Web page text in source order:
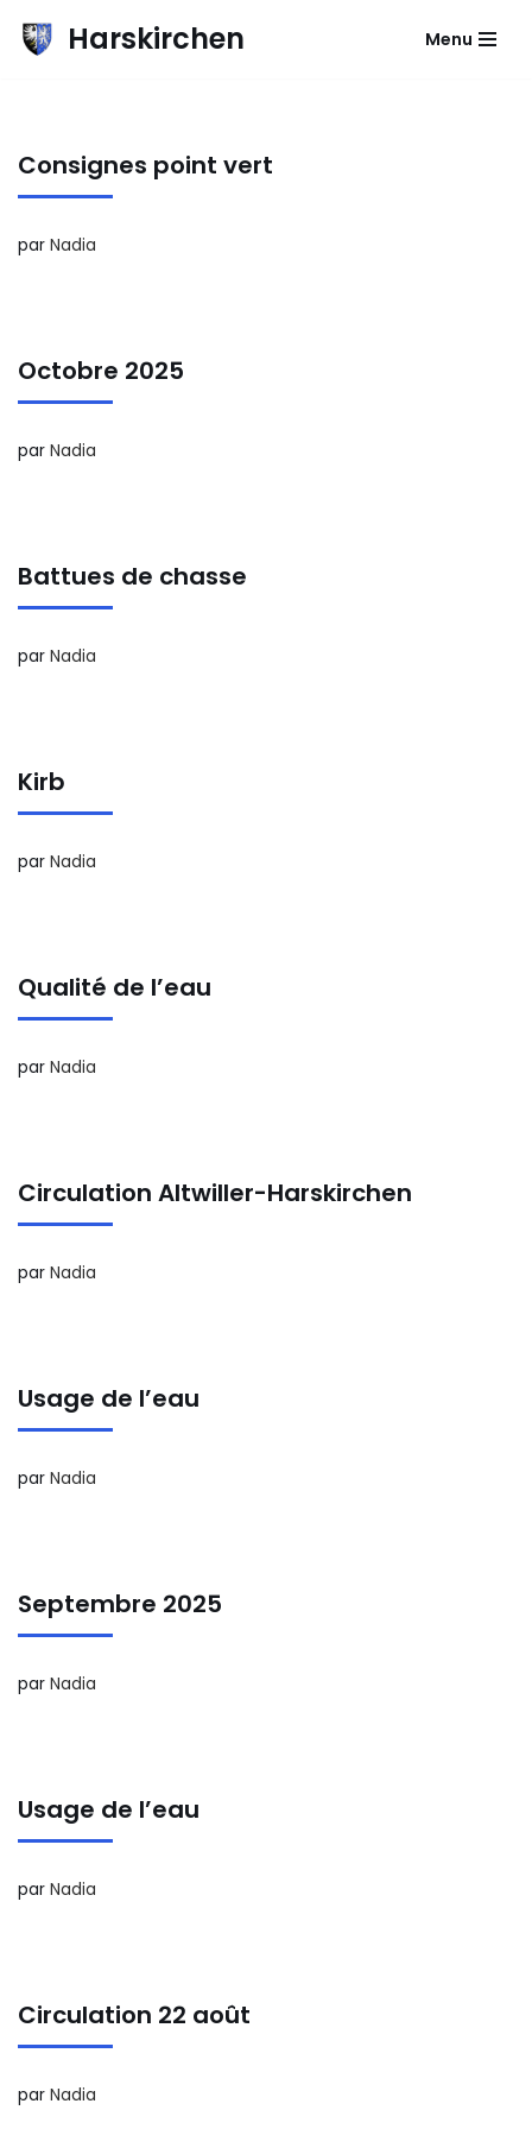
Aller
Harskirchen Menu
Consignes point vert
par Nadia
Octobre 2025
par Nadia
Battues de chasse
par Nadia
Kirb
par Nadia
Qualité de l’eau
par Nadia
Circulation Altwiller-Harskirchen
par Nadia
Usage de l’eau
par Nadia
Septembre 2025
par Nadia
Usage de l’eau
par Nadia
Circulation 22 août
par Nadia